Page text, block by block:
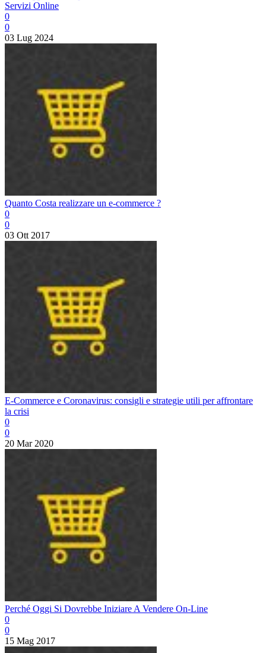
Servizi Online
0
0
03 Lug 2024
Quanto Costa realizzare un e-commerce ?
0
0
03 Ott 2017
E-Commerce e Coronavirus: consigli e strategie utili per affrontare
la crisi
0
0
20 Mar 2020
Perché Oggi Si Dovrebbe Iniziare A Vendere On-Line
0
0
15 Mag 2017